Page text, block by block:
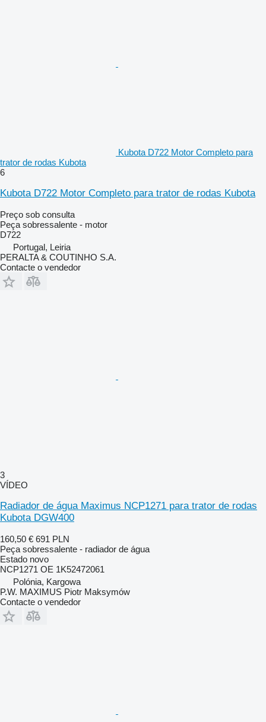
Kubota D722 Motor Completo para
trator de rodas Kubota
6
Kubota D722 Motor Completo para trator de rodas Kubota
Preço sob consulta
Peça sobressalente - motor
D722
Portugal, Leiria
PERALTA & COUTINHO S.A.
Contacte o vendedor
3
VÍDEO
Radiador de água Maximus NCP1271 para trator de rodas
Kubota DGW400
160,50 € 691 PLN
Peça sobressalente - radiador de água
Estado novo
NCP1271 OE 1K52472061
Polónia, Kargowa
P.W. MAXIMUS Piotr Maksymów
Contacte o vendedor